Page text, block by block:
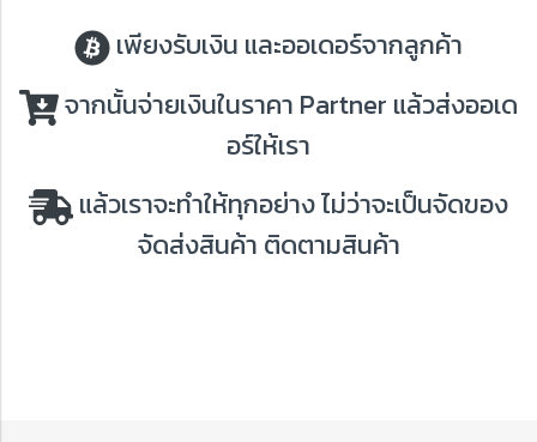
เพียงรับเงิน และออเดอร์จากลูกค้า
จากนั้นจ่ายเงินในราคา Partner แล้วส่งออเด
อร์ให้เรา
แล้วเราจะทำให้ทุกอย่าง ไม่ว่าจะเป็นจัดของ
จัดส่งสินค้า ติดตามสินค้า